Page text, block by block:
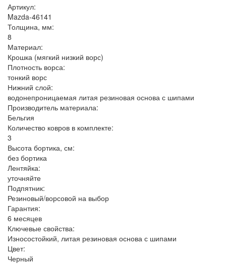
Артикул:
Mazda-46141
Толщина, мм:
8
Материал:
Крошка (мягкий низкий ворс)
Плотность ворса:
тонкий ворс
Нижний слой:
водонепроницаемая литая резиновая основа с шипами
Производитель материала:
Бельгия
Количество ковров в комплекте:
3
Высота бортика, см:
без бортика
Лентяйка:
уточняйте
Подпятник:
Резиновый/ворсовой на выбор
Гарантия:
6 месяцев
Ключевые свойства:
Износостойкий, литая резиновая основа с шипами
Цвет:
Черный